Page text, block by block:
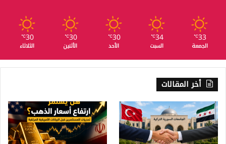
33
℃
الجمعة
34
℃
السبت
30
℃
الأحد
30
℃
الأثنين
30
℃
الثلاثاء
أخر المقالات